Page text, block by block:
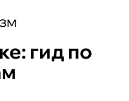
гид по